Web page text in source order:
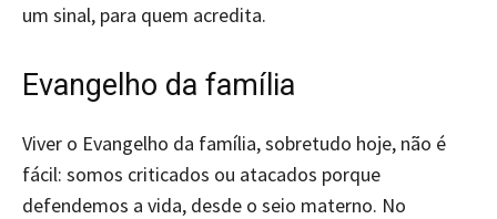
um sinal, para quem acredita.
Evangelho da família
Viver o Evangelho da família, sobretudo hoje, não é
fácil: somos criticados ou atacados porque
defendemos a vida, desde o seio materno. No